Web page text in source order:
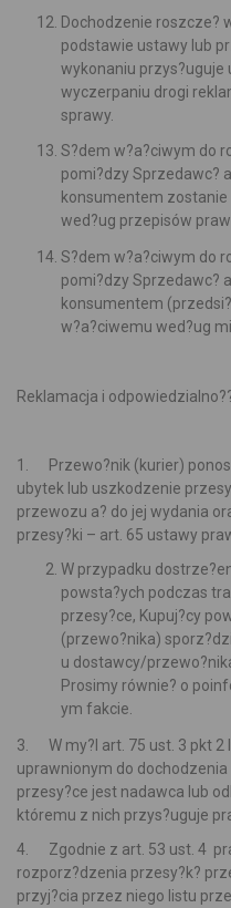
Dochodzenie roszcze?
podstawie ustawy lub
wykonaniu przys?uguje
wyczerpaniu drogi
sprawy.
S?dem w?a?ciwym do
pomi?dzy Sprzedawc?
konsumentem
wed?ug przepisów
S?dem w?a?ciwym do
pomi?dzy Sprzedawc?
konsumentem
w?a?ciwemu wed?ug
Reklamacja i
1. Przewo?nik (kurier)
ubytek lub uszkodzenie
przewozu a? do jej wydania
przesy?ki – art. 65 ustawy
W przypadku
powsta?ych podczas
przesy?ce, Kupuj?cy
(przewo?nika)
u dostawcy/
Prosimy równie? o
ym fakcie.
3. W my?l art. 75 ust. 3 pkt 2
uprawnionym do
przesy?ce jest nadawca lub
któremu z nich przys?uguje
4. Zgodnie z art. 53 ust. 4
rozporz?dzenia przesy?k?
przyj?cia przez niego listu